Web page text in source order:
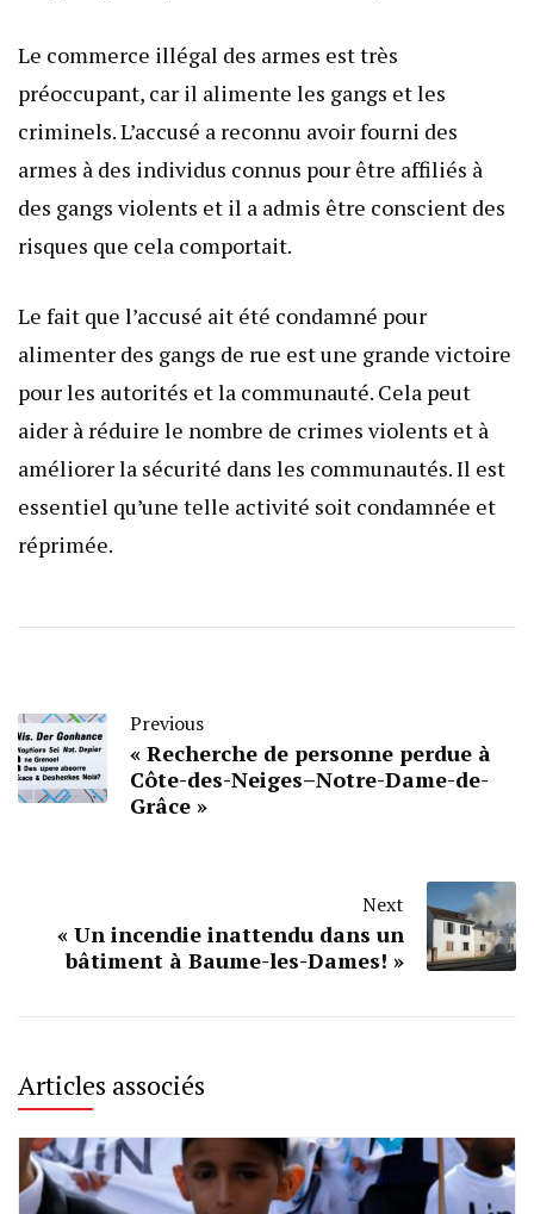
Le commerce illégal des armes est très
préoccupant, car il alimente les gangs et les
criminels. L’accusé a reconnu avoir fourni des
armes à des individus connus pour être affiliés à
des gangs violents et il a admis être conscient des
risques que cela comportait.
Le fait que l’accusé ait été condamné pour
alimenter des gangs de rue est une grande victoire
pour les autorités et la communauté. Cela peut
aider à réduire le nombre de crimes violents et à
améliorer la sécurité dans les communautés. Il est
essentiel qu’une telle activité soit condamnée et
réprimée.
Previous
« Recherche de personne perdue à
Côte-des-Neiges–Notre-Dame-de-
Grâce »
Next
« Un incendie inattendu dans un
bâtiment à Baume-les-Dames! »
Articles associés